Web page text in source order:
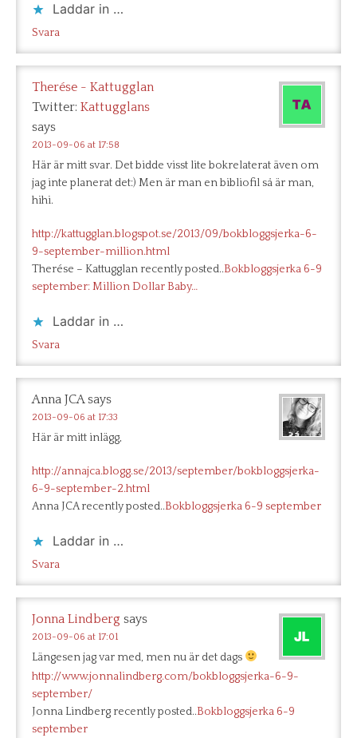
Laddar in …
Svara
Therése - Kattugglan
Twitter: Kattugglans
says
2013-09-06 at 17:58
Här är mitt svar. Det bidde visst lite bokrelaterat även om
jag inte planerat det:) Men är man en bibliofil så är man,
hihi.
http://kattugglan.blogspot.se/2013/09/bokbloggsjerka-6-
9-september-million.html
Therése – Kattugglan recently posted..Bokbloggsjerka 6-9
september: Million Dollar Baby…
Laddar in …
Svara
Anna JCA says
2013-09-06 at 17:33
Här är mitt inlägg,
http://annajca.blogg.se/2013/september/bokbloggsjerka-
6-9-september-2.html
Anna JCA recently posted..Bokbloggsjerka 6-9 september
Laddar in …
Svara
Jonna Lindberg says
2013-09-06 at 17:01
Längesen jag var med, men nu är det dags
http://www.jonnalindberg.com/bokbloggsjerka-6-9-
september/
Jonna Lindberg recently posted..Bokbloggsjerka 6-9
september